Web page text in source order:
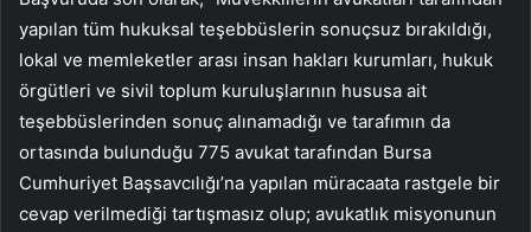
yapılan tüm hukuksal teşebbüslerin sonuçsuz bırakıldığı,
lokal ve memleketler arası insan hakları kurumları, hukuk
örgütleri ve sivil toplum kuruluşlarının hususa ait
teşebbüslerinden sonuç alınamadığı ve tarafımın da
ortasında bulunduğu 775 avukat tarafından Bursa
Cumhuriyet Başsavcılığı’na yapılan müracaata rastgele bir
cevap verilmediği tartışmasız olup; avukatlık misyonunun